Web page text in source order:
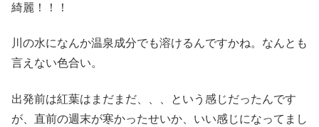
綺麗！！！
川の水になんか温泉成分でも溶けるんですかね。なんとも
言えない色合い。
出発前は紅葉はまだまだ、、、という感じだったんです
が、直前の週末が寒かったせいか、いい感じになってまし